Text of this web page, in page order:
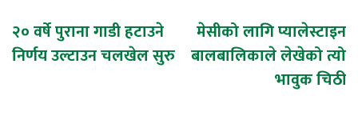
Post
navigation
२० वर्षे पुराना गाडी हटाउने
निर्णय उल्टाउन चलखेल सुरु
मेसीको लागि प्यालेस्टाइन
बालबालिकाले लेखेको त्यो
भावुक चिठी